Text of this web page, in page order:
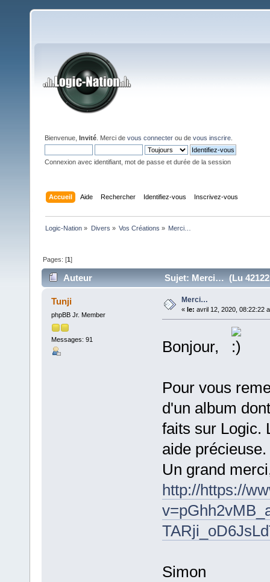
Bienvenue, Invité . Merci de vous connecter ou de vous inscrire
Connexion avec identifiant, mot de passe et durée de la session
Accueil Aide Rechercher Identifiez-vous Inscrivez-vous
Logic-Nation » Divers » Vos Créations » Merci…
Pages: [1]
Auteur Sujet: Merci… (Lu
Tunji
phpBB Jr. Member
Messages: 91
Merci…
« le: avril 12, 2020, 08:22:22
Bonjour,
Pour vous
d'un album
faits sur Logic.
aide précieuse.
Un grand
http://https://
Simon